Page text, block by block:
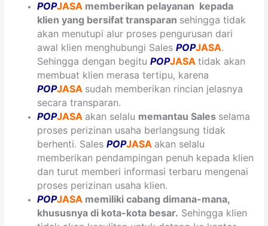
POPJASA memberikan pelayanan kepada
klien yang bersifattransparan sehingga tidak
akan menutupi alur proses pengurusan dari
awal klien menghubungi SalesPOPJASA.
Sehingga dengan begituPOPJASA tidak akan
membuat klien merasa tertipu, karena
POPJASA sudah memberikan rincian jelasnya
secara transparan.
POPJASA akan selalu memantau Sales selama
proses perizinan usaha berlangsung tidak
berhenti. SalesPOPJASA akan selalu
memberikan pendampingan penuh kepada klien
dan turut memberi informasi terbaru mengenai
proses perizinan usaha klien.
POPJASA memiliki cabang dimana-mana,
khususnya di kota-kota besar. Sehingga klien